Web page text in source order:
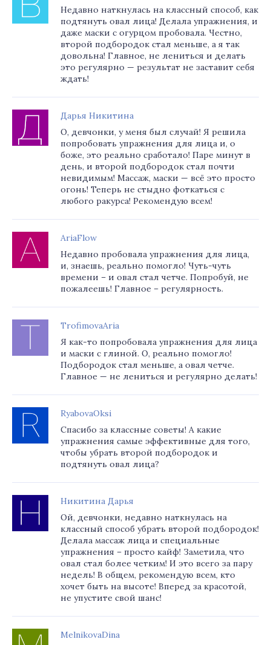
Недавно наткнулась на классный способ, как
подтянуть овал лица! Делала упражнения, и
даже маски с огурцом пробовала. Честно,
второй подбородок стал меньше, а я так
довольна! Главное, не лениться и делать
это регулярно — результат не заставит себя
ждать!
Дарья Никитина
О, девчонки, у меня был случай! Я решила
попробовать упражнения для лица и, о
боже, это реально сработало! Паре минут в
день, и второй подбородок стал почти
невидимым! Массаж, маски — всё это просто
огонь! Теперь не стыдно фоткаться с
любого ракурса! Рекомендую всем!
AriaFlow
Недавно пробовала упражнения для лица,
и, знаешь, реально помогло! Чуть-чуть
времени – и овал стал четче. Попробуй, не
пожалеешь! Главное – регулярность.
TrofimovaAria
Я как-то попробовала упражнения для лица
и маски с глиной. О, реально помогло!
Подбородок стал меньше, а овал четче.
Главное — не лениться и регулярно делать!
RyabovaOksi
Спасибо за классные советы! А какие
упражнения самые эффективные для того,
чтобы убрать второй подбородок и
подтянуть овал лица?
Никитина Дарья
Ой, девчонки, недавно наткнулась на
классный способ убрать второй подбородок!
Делала массаж лица и специальные
упражнения – просто кайф! Заметила, что
овал стал более четким! И это всего за пару
недель! В общем, рекомендую всем, кто
хочет быть на высоте! Вперед за красотой,
не упустите свой шанс!
MelnikovaDina